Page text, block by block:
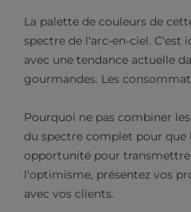
La palette de couleurs de
spectre de l'arc-en-ciel. C'est
avec une tendance actuelle
gourmandes. Les
Pourquoi ne pas combiner
du spectre complet pour que
opportunité pour
l'optimisme, présentez vos
avec vos clients.